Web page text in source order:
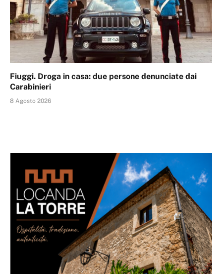
Fiuggi. Droga in casa: due persone denunciate dai
Carabinieri
8 Agosto 2026